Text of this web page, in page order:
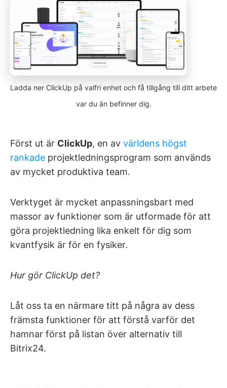
Ladda ner ClickUp på valfri enhet och få tillgång till ditt arbete
var du än befinner dig.
Först ut är ClickUp, en av världens högst
rankade projektledningsprogram som används
av mycket produktiva team.
Verktyget är mycket anpassningsbart med
massor av funktioner som är utformade för att
göra projektledning lika enkelt för dig som
kvantfysik är för en fysiker.
Hur gör ClickUp det?
Låt oss ta en närmare titt på några av dess
främsta funktioner för att förstå varför det
hamnar först på listan över alternativ till
Bitrix24.